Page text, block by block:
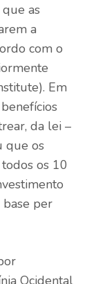
as
a
com o
Em
da lei –
que os
os 10
per